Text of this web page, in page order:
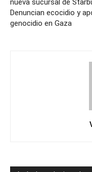
nueva sucursal de
Denuncian ecocidio y
genocidio en Gaza